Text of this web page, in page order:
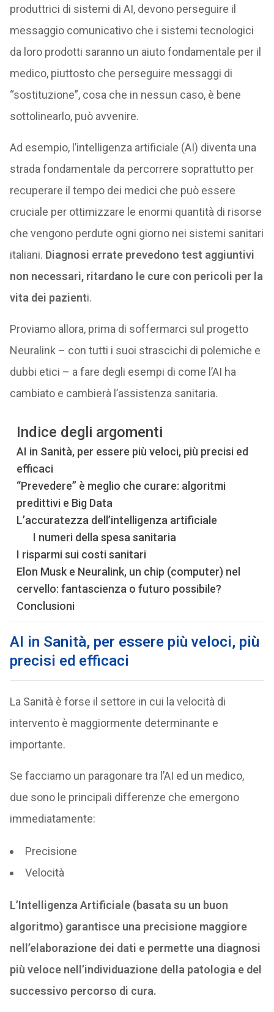
produttrici di sistemi di AI, devono perseguire il
messaggio comunicativo che i sistemi tecnologici
da loro prodotti saranno un aiuto fondamentale per il
medico, piuttosto che perseguire messaggi di
“sostituzione”, cosa che in nessun caso, è bene
sottolinearlo, può avvenire.
Ad esempio, l’intelligenza artificiale (AI) diventa una
strada fondamentale da percorrere soprattutto per
recuperare il tempo dei medici che può essere
cruciale per ottimizzare le enormi quantità di risorse
che vengono perdute ogni giorno nei sistemi sanitari
italiani. Diagnosi errate prevedono test aggiuntivi
non necessari, ritardano le cure con pericoli per la
vita dei pazienti.
Proviamo allora, prima di soffermarci sul progetto
Neuralink – con tutti i suoi strascichi di polemiche e
dubbi etici – a fare degli esempi di come l’AI ha
cambiato e cambierà l’assistenza sanitaria.
Indice degli argomenti
AI in Sanità, per essere più veloci, più precisi ed
efficaci
“Prevedere” è meglio che curare: algoritmi
predittivi e Big Data
L’accuratezza dell’intelligenza artificiale
I numeri della spesa sanitaria
I risparmi sui costi sanitari
Elon Musk e Neuralink, un chip (computer) nel
cervello: fantascienza o futuro possibile?
Conclusioni
AI in Sanità, per essere più veloci, più
precisi ed efficaci
La Sanità è forse il settore in cui la velocità di
intervento è maggiormente determinante e
importante.
Se facciamo un paragonare tra l’AI ed un medico,
due sono le principali differenze che emergono
immediatamente:
Precisione
Velocità
L’Intelligenza Artificiale (basata su un buon
algoritmo) garantisce una precisione maggiore
nell’elaborazione dei dati e permette una diagnosi
più veloce nell’individuazione della patologia e del
successivo percorso di cura.